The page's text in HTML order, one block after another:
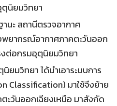
นิยมวิทยา
นะ สถานีตรวจอากาศ
พยากรณ์อากาศภาคตะวันออก
งต่อกรมอุตุนิยมวิทยา
ยมวิทยา ได้นำเอาระบบการ
Classification) มาใช้จึงย้าย
วันออกเฉียงเหนือ มาสังกัด